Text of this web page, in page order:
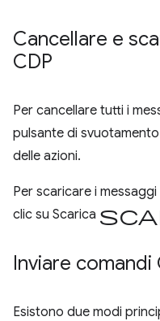
Cancellare e
CDP
Per cancellare tutti i
pulsante di svuotamento
delle azioni.
Per scaricare i
clic su Scarica
Inviare comandi
Esistono due modi